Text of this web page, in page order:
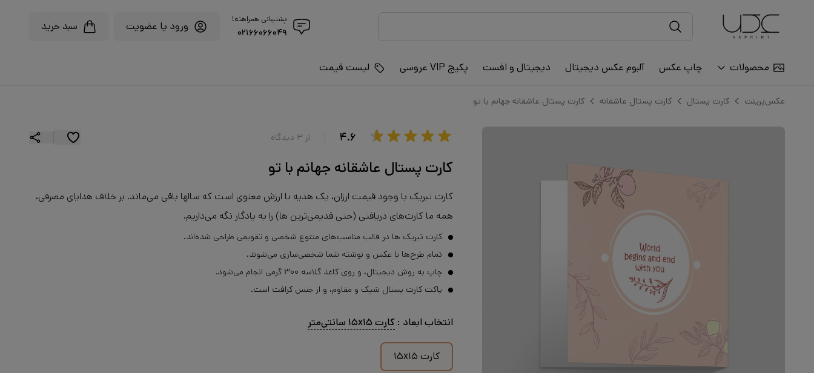
پشتیبانی همراهته!
۰۲۱۶۶۰۶۶۰۴۹ ورود یا عضویت سبد خرید
محصولات چاپ عکس آلبوم عکس دیجیتال دیجیتال و افست پکیج VIP عروسی لیست قیمت
عکس‌پرینت کارت پستال کارت پستال عاشقانه کارت پستال عاشقانه جهانم با تو
۴.۶ از ۳ دیدگاه
کارت پستال عاشقانه جهانم با تو
کارت تبریک با وجود قیمت ارزان، یک هدیه با ارزش معنوی است که سالها باقی می‌ماند. بر خلاف هدایای مصرفی،
همه ما کارت‌های دریافتی (حتی قدیمی‌ترین ها) را به یادگار نگه می‌داریم.
کارت تبریک ها در قالب مناسب‌های متنوع شخصی و تقویمی طراحی شده‌اند.
تمام طرح‌ها با عکس و نوشته شما شخصی‌سازی می‌شوند.
چاپ به روش دیجیتال، و روی کاغذ گلاسه ۳۰۰ گرمی انجام می‌شود.
پاکت کارت پستال شیک و مقاوم، و از جنس کرافت است.
انتخاب ابعاد : کارت ۱۵x۱۵ سانتی‌متر
کارت ۱۵x۱۵